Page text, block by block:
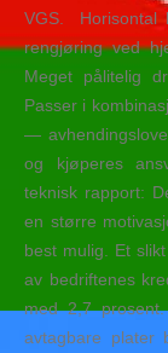
VGS. ​ ​Horisontal
rengjøring ved
Meget pålitelig
Passer i
—
og kjøperes
teknisk rapport:
en større
best mulig. Et
av bedriftenes
med 2,7
avtagbare plater